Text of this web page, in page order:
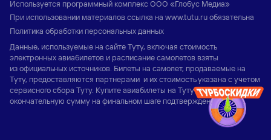
Используется программный комплексООО «Глобус Медиа»
При использовании материалов ссылка на www.tutu.ruобязательна
Политика обработки персональных данных
Данные, используемые на сайте Туту, включая стоимость
электронных авиабилетов и расписание самолетов взяты
из официальных источников. Билеты на самолет, продаваемые на
Туту, предоставляются партнерами и их стоимость указана с учетом
сервисного сбора Туту. Купите авиабилеты на Туту и узнайте
окончательную сумму на финальном шаге подтверждения заказа